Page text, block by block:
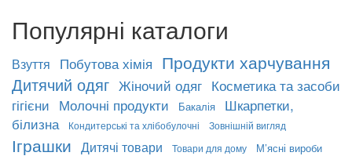
Популярні каталоги
Взуття Побутова хімія Продукти харчування
Дитячий одяг Жіночий одяг Косметика та засоби
гігієни Молочні продукти Бакалія
Шкарпетки,
білизна
Кондитерські та хлібобулочні Зовнішній вигляд
Іграшки Дитячі товари Товари для дому М’ясні вироби